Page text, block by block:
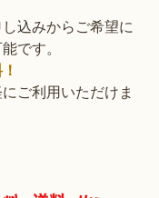
込みからご希望に
です。
ご利用いただけま